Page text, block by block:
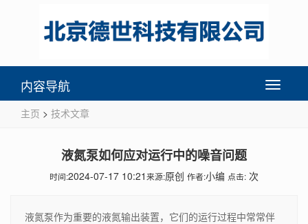
Toggle
内容导航
主页 > 技术文章
液氮泵如何应对运行中的噪音问题
时间:2024-07-17 10:21来源:原创 作者:小编 点击: 次
液氮泵作为重要的液氮输出装置，它们的运行过程中常常伴